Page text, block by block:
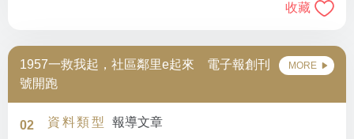
收藏
1957一救我起，社區鄰里e起來 電子報創刊
號開跑
MORE
02 資料類型
報導文章